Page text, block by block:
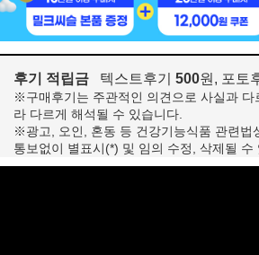
후기 적립금 텍스트후기 500원, 포토
※구매후기는 주관적인 의견으로 사실과 다
라 다르게 해석될 수 있습니다.
※광고, 오인, 혼동 등 건강기능식품 관련법
통보없이 별표시(*) 및 임의 수정, 삭제될 수